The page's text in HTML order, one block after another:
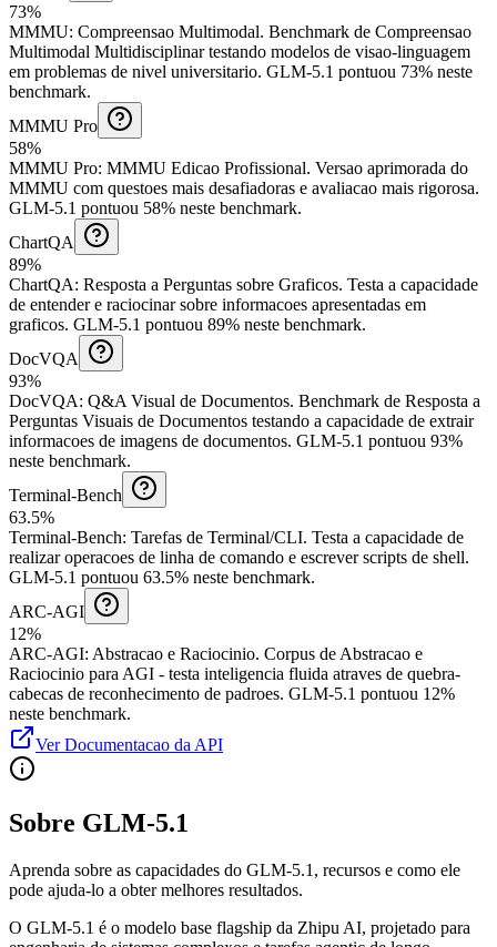
73%
MMMU: Compreensao Multimodal. Benchmark de Compreensao
Multimodal Multidisciplinar testando modelos de visao-linguagem
em problemas de nivel universitario. GLM-5.1 pontuou 73% neste
benchmark.
MMMU Pro
58%
MMMU Pro: MMMU Edicao Profissional. Versao aprimorada do
MMMU com questoes mais desafiadoras e avaliacao mais rigorosa.
GLM-5.1 pontuou 58% neste benchmark.
ChartQA
89%
ChartQA: Resposta a Perguntas sobre Graficos. Testa a capacidade
de entender e raciocinar sobre informacoes apresentadas em
graficos. GLM-5.1 pontuou 89% neste benchmark.
DocVQA
93%
DocVQA: Q&A Visual de Documentos. Benchmark de Resposta a
Perguntas Visuais de Documentos testando a capacidade de extrair
informacoes de imagens de documentos. GLM-5.1 pontuou 93%
neste benchmark.
Terminal-Bench
63.5%
Terminal-Bench: Tarefas de Terminal/CLI. Testa a capacidade de
realizar operacoes de linha de comando e escrever scripts de shell.
GLM-5.1 pontuou 63.5% neste benchmark.
ARC-AGI
12%
ARC-AGI: Abstracao e Raciocinio. Corpus de Abstracao e
Raciocinio para AGI - testa inteligencia fluida atraves de quebra-
cabecas de reconhecimento de padroes. GLM-5.1 pontuou 12%
neste benchmark.
Ver Documentacao da API
Sobre GLM-5.1
Aprenda sobre as capacidades do GLM-5.1, recursos e como ele
pode ajuda-lo a obter melhores resultados.
O GLM-5.1 é o modelo base flagship da Zhipu AI, projetado para